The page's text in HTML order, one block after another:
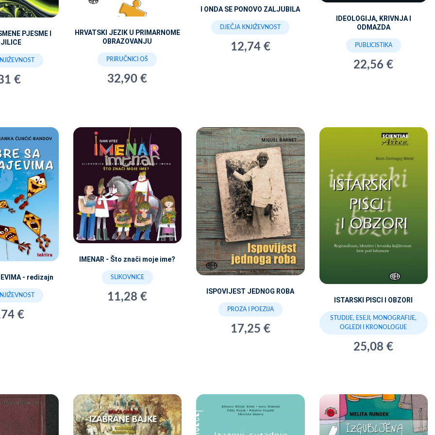
PJESME I
€
HRVATSKI JEZIK U PRIMARNOME
OBRAZOVANJU
PRIRUČNICI OŠ
32,90 €
I ONDA SE PONOVO ZALJUBILA
DJEČJA KNJIŽEVNOST
12,74 €
IDEOLOGIJA, KRIVNJA I
ODMAZDA
PUBLICISTIKA
22,56 €
- redizajn
€
IMENAR - Što znači moje ime?
SLIKOVNICE
11,28 €
ISPOVIJEST JEDNOG ROBA
PROZA I POEZIJA
17,25 €
ISTARSKI PISCI I OBZORI
STUDIJE, ESEJI, MONOGRAFIJE,
OGLEDI I KRONOLOGIJE
25,08 €